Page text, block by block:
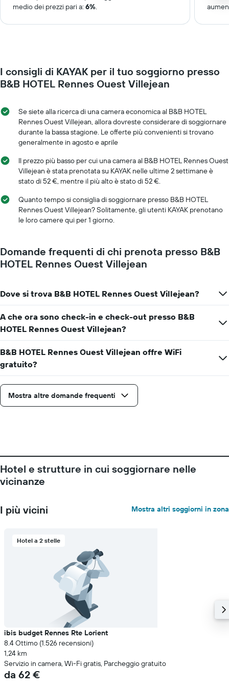
medio dei prezzi pari a: 6%.
I consigli di KAYAK per il tuo soggiorno presso
B&B HOTEL Rennes Ouest Villejean
Se siete alla ricerca di una camera economica al B&B HOTEL
Rennes Ouest Villejean, allora dovreste considerare di soggiornare
durante la bassa stagione. Le offerte più convenienti si trovano
generalmente in agosto e aprile
Il prezzo più basso per cui una camera al B&B HOTEL Rennes Ouest
Villejean è stata prenotata su KAYAK nelle ultime 2 settimane è
stato di 52 €, mentre il più alto è stato di 52 €.
Quanto tempo si consiglia di soggiornare presso B&B HOTEL
Rennes Ouest Villejean? Solitamente, gli utenti KAYAK prenotano
le loro camere qui per 1 giorno.
Domande frequenti di chi prenota presso B&B
HOTEL Rennes Ouest Villejean
Dove si trova B&B HOTEL Rennes Ouest Villejean?
A che ora sono check-in e check-out presso B&B
HOTEL Rennes Ouest Villejean?
B&B HOTEL Rennes Ouest Villejean offre WiFi
gratuito?
Mostra altre domande frequenti
Hotel e strutture in cui soggiornare nelle
vicinanze
I più vicini Mostra altri soggiorni in zona
Hotel a 2 stelle
ibis budget Rennes Rte Lorient
8.4 Ottimo (1.526 recensioni)
1,24 km
Servizio in camera, Wi-Fi gratis, Parcheggio gratuito
da 62 €